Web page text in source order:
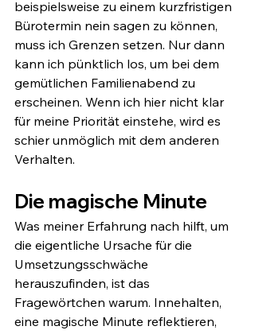
beispielsweise zu einem kurzfristigen
Bürotermin nein sagen zu können,
muss ich Grenzen setzen. Nur dann
kann ich pünktlich los, um bei dem
gemütlichen Familienabend zu
erscheinen. Wenn ich hier nicht klar
für meine Priorität einstehe, wird es
schier unmöglich mit dem anderen
Verhalten.
Die magische Minute
Was meiner Erfahrung nach hilft, um
die eigentliche Ursache für die
Umsetzungsschwäche
herauszufinden, ist das
Fragewörtchen warum. Innehalten,
eine magische Minute reflektieren,